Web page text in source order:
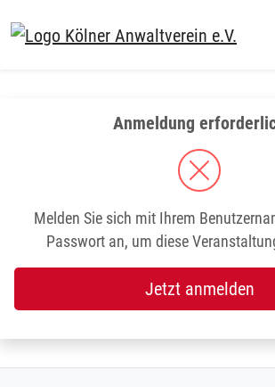
Anmeldung
Melden Sie sich mit Ihrem
Passwort an, um diese
Jetzt anmelden